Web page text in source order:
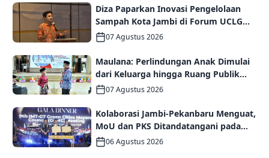
Diza Paparkan Inovasi Pengelolaan
Sampah Kota Jambi di Forum UCLG
ASPAC, Dorong Kolaborasi Menuju
Kota Berkelanjutan
07 Agustus 2026
Maulana: Perlindungan Anak Dimulai
dari Keluarga hingga Ruang Publik
yang Ramah
07 Agustus 2026
Kolaborasi Jambi-Pekanbaru Menguat,
MoU dan PKS Ditandatangani pada
Gala Dinner GCMC IMT-GT ke-9 Tahun
2026
06 Agustus 2026